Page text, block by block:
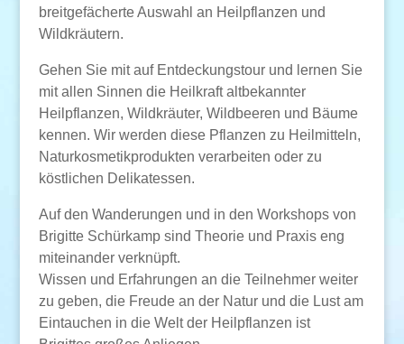
breitgefächerte Auswahl an Heilpflanzen und
Wildkräutern.
Gehen Sie mit auf Entdeckungstour und lernen Sie
mit allen Sinnen die Heilkraft altbekannter
Heilpflanzen, Wildkräuter, Wildbeeren und Bäume
kennen. Wir werden diese Pflanzen zu Heilmitteln,
Naturkosmetikprodukten verarbeiten oder zu
köstlichen Delikatessen.
Auf den Wanderungen und in den Workshops von
Brigitte Schürkamp sind Theorie und Praxis eng
miteinander verknüpft.
Wissen und Erfahrungen an die Teilnehmer weiter
zu geben, die Freude an der Natur und die Lust am
Eintauchen in die Welt der Heilpflanzen ist